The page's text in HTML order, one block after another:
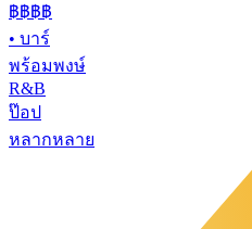
฿฿฿฿
• บาร์
พร้อมพงษ์
R&B
ป๊อป
หลากหลาย